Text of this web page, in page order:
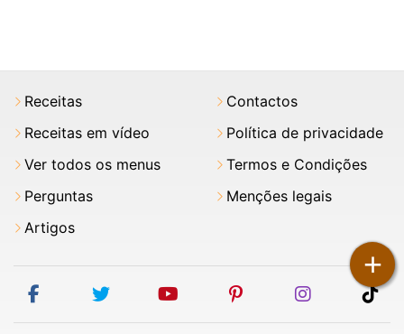
+
Receitas
Receitas em vídeo
Ver todos os menus
Perguntas
Artigos
Contactos
Política de privacidade
Termos e Condições
Menções legais
facebooktwitter youtubepinterestinstagram